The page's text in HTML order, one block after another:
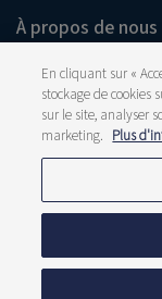
À propos de nous
Approche durable
Offres d’emploi
Plainte
En cliquant sur «
stockage de
sur le site, analyser
marketing. Plus